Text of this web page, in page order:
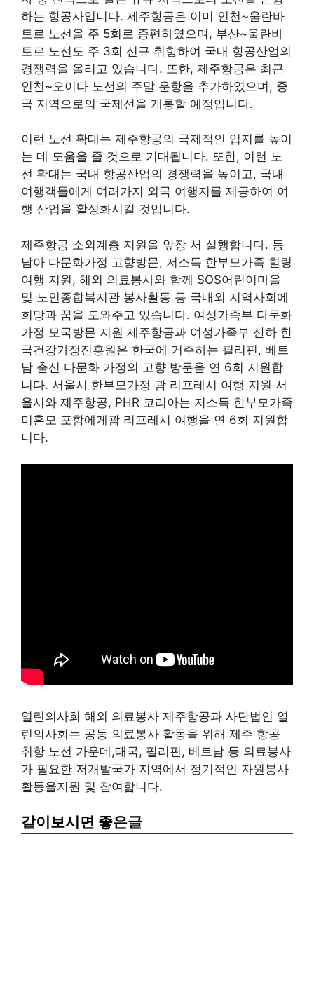
하는 항공사입니다. 제주항공은 이미 인천~울란바
토르 노선을 주 5회로 증편하였으며, 부산~울란바
토르 노선도 주 3회 신규 취항하여 국내 항공산업의
경쟁력을 올리고 있습니다. 또한, 제주항공은 최근
인천~오이타 노선의 주말 운항을 추가하였으며, 중
국 지역으로의 국제선을 개통할 예정입니다.
이런 노선 확대는 제주항공의 국제적인 입지를 높이
는 데 도움을 줄 것으로 기대됩니다. 또한, 이런 노
선 확대는 국내 항공산업의 경쟁력을 높이고, 국내
여행객들에게 여러가지 외국 여행지를 제공하여 여
행 산업을 활성화시킬 것입니다.
제주항공 소외계층 지원을 앞장 서 실행합니다. 동
남아 다문화가정 고향방문, 저소득 한부모가족 힐링
여행 지원, 해외 의료봉사와 함께 SOS어린이마을
및 노인종합복지관 봉사활동 등 국내외 지역사회에
희망과 꿈을 도와주고 있습니다. 여성가족부 다문화
가정 모국방문 지원 제주항공과 여성가족부 산하 한
국건강가정진흥원은 한국에 거주하는 필리핀, 베트
남 출신 다문화 가정의 고향 방문을 연 6회 지원합
니다. 서울시 한부모가정 괌 리프레시 여행 지원 서
울시와 제주항공, PHR 코리아는 저소득 한부모가족
미혼모 포함에게괌 리프레시 여행을 연 6회 지원합
니다.
열린의사회 해외 의료봉사 제주항공과 사단법인 열
린의사회는 공동 의료봉사 활동을 위해 제주 항공
취항 노선 가운데,태국, 필리핀, 베트남 등 의료봉사
가 필요한 저개발국가 지역에서 정기적인 자원봉사
활동을지원 및 참여합니다.
같이보시면 좋은글